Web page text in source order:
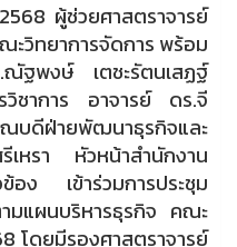
ผู้ช่วยศาสตราจารย์
วิทยาการจัดการ พร้อม
ฐพงษ์ เตชะรัตนเสฏฐ์
วิชาการ อาจารย์ ดร.จี
บดีฝ่ายพัฒนาธุรกิจและ
เหรา หัวหน้าสำนักงาน
ง เข้าร่วมการประชุม
มแผนบริหารธุรกิจ คณะ
โดยมีรองศาสตราจารย์